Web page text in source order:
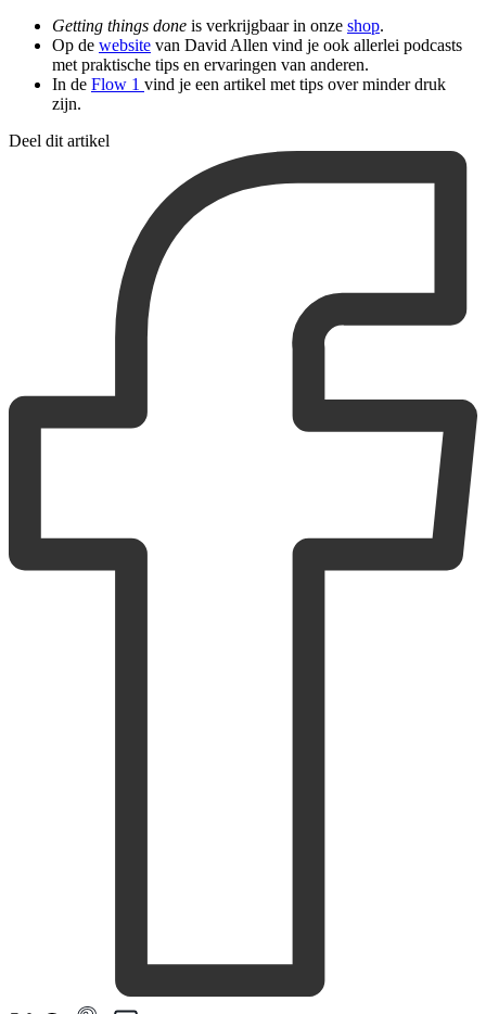
Getting things done is verkrijgbaar in onze shop.
Op de website van David Allen vind je ook allerlei podcasts
met praktische tips en ervaringen van anderen.
In de Flow 1 vind je een artikel met tips over minder druk
zijn.
Deel dit artikel